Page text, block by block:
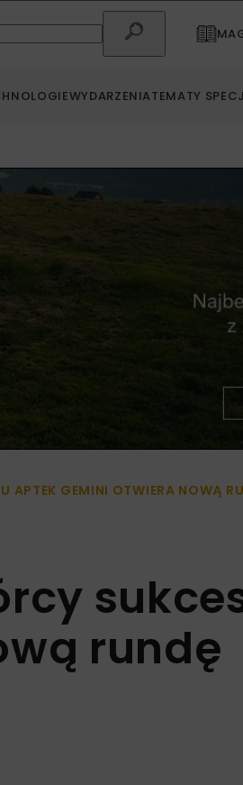
WYDARZENIATEMATY
APTEK GEMINI OTWIERA NOWĄ
rundę